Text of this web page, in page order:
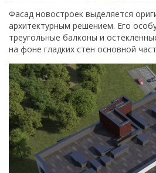
Фасад новостроек выделяется
архитектурным решением. Его
треугольные балконы и
на фоне гладких стен основной